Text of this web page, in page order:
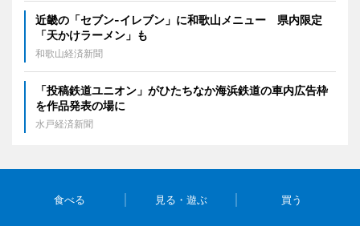
近畿の「セブン-イレブン」に和歌山メニュー 県内限定
「天かけラーメン」も
和歌山経済新聞
「投稿鉄道ユニオン」がひたちなか海浜鉄道の車内広告枠
を作品発表の場に
水戸経済新聞
食べる 見る・遊ぶ 買う